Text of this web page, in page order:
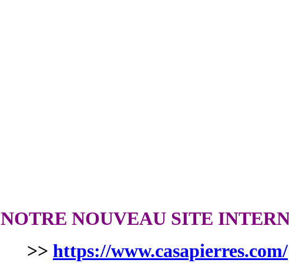
NOTRE NOUVEAU SITE
>> https://www.casapierres.com/